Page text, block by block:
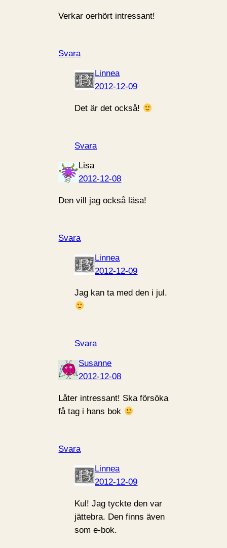
Verkar oerhört intressant!
Svara
Linnea
2012-12-09
Det är det också!
Svara
Lisa
2012-12-08
Den vill jag också läsa!
Svara
Linnea
2012-12-09
Jag kan ta med den i jul.
Svara
Susanne
2012-12-08
Låter intressant! Ska försöka
få tag i hans bok
Svara
Linnea
2012-12-09
Kul! Jag tyckte den var
jättebra. Den finns även
som e-bok.